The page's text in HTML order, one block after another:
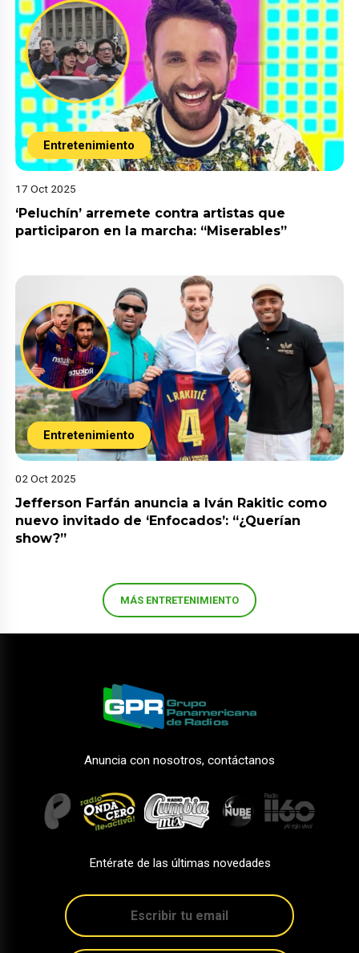
Entretenimiento
17 Oct 2025
‘Peluchín’ arremete contra artistas que
participaron en la marcha: “Miserables”
Entretenimiento
02 Oct 2025
Jefferson Farfán anuncia a Iván Rakitic como
nuevo invitado de ‘Enfocados’: “¿Querían
show?”
MÁS ENTRETENIMIENTO
Anuncia con nosotros, contáctanos
Entérate de las últimas novedades